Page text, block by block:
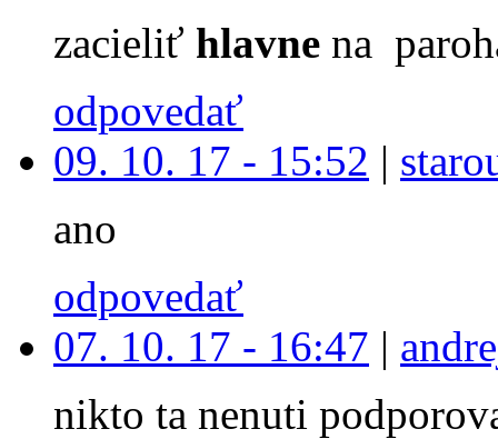
zacieliť hlavne na
odpovedať
09. 10. 17 - 15:52 |
ano
odpovedať
07. 10. 17 - 16:47 |
nikto ta nenuti